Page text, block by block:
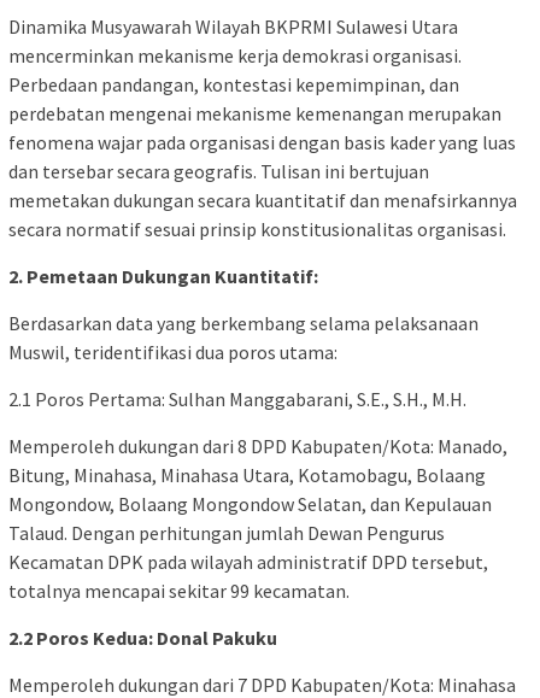
Dinamika Musyawarah Wilayah BKPRMI Sulawesi Utara
mencerminkan mekanisme kerja demokrasi organisasi.
Perbedaan pandangan, kontestasi kepemimpinan, dan
perdebatan mengenai mekanisme kemenangan merupakan
fenomena wajar pada organisasi dengan basis kader yang luas
dan tersebar secara geografis. Tulisan ini bertujuan
memetakan dukungan secara kuantitatif dan menafsirkannya
secara normatif sesuai prinsip konstitusionalitas organisasi.
2. Pemetaan Dukungan Kuantitatif:
Berdasarkan data yang berkembang selama pelaksanaan
Muswil, teridentifikasi dua poros utama:
2.1 Poros Pertama: Sulhan Manggabarani, S.E., S.H., M.H.
Memperoleh dukungan dari 8 DPD Kabupaten/Kota: Manado,
Bitung, Minahasa, Minahasa Utara, Kotamobagu, Bolaang
Mongondow, Bolaang Mongondow Selatan, dan Kepulauan
Talaud. Dengan perhitungan jumlah Dewan Pengurus
Kecamatan DPK pada wilayah administratif DPD tersebut,
totalnya mencapai sekitar 99 kecamatan.
2.2 Poros Kedua: Donal Pakuku
Memperoleh dukungan dari 7 DPD Kabupaten/Kota: Minahasa